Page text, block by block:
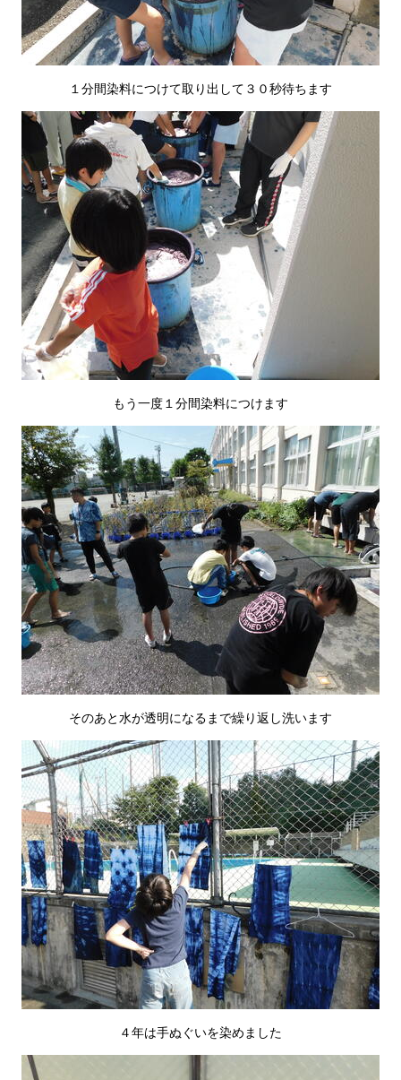
１分間染料につけて取り出して３０秒待ちます
もう一度１分間染料につけます
そのあと水が透明になるまで繰り返し洗います
４年は手ぬぐいを染めました